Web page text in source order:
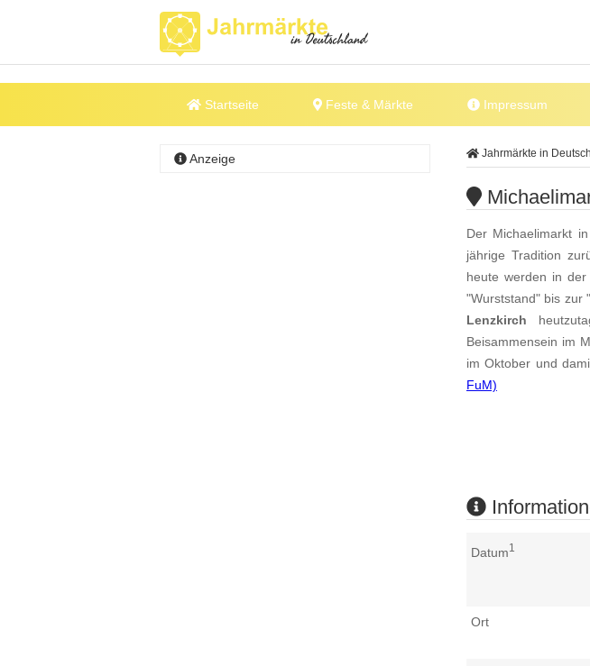
Startseite Feste & Märkte Impressum
Jahrmärkte in
Der Michaelimarkt in
jährige Tradition
heute werden in der
"Wurststand" bis zur
Lenzkirch
Beisammensein im
im Oktober und
FuM)
Datum1
Ort
Anzeige